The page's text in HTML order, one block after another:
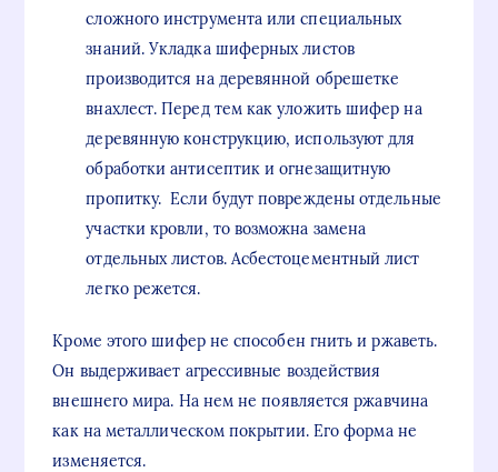
сложного инструмента или специальных
знаний. Укладка шиферных листов
производится на деревянной обрешетке
внахлест. Перед тем как уложить шифер на
деревянную конструкцию, используют для
обработки антисептик и огнезащитную
пропитку. Если будут повреждены отдельные
участки кровли, то возможна замена
отдельных листов. Асбестоцементный лист
легко режется.
Кроме этого шифер не способен гнить и ржаветь.
Он выдерживает агрессивные воздействия
внешнего мира. На нем не появляется ржавчина
как на металлическом покрытии. Его форма не
изменяется.